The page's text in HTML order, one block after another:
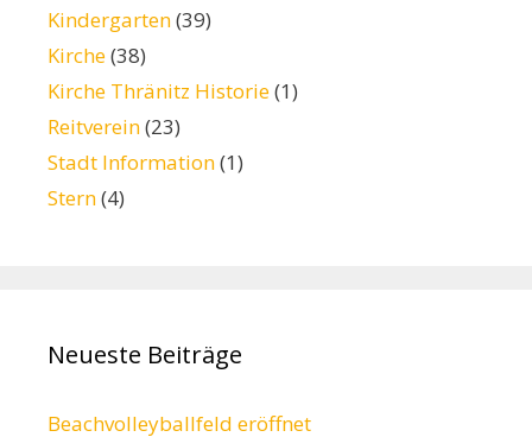
Kindergarten(39)
Kirche(38)
Kirche Thränitz Historie(1)
Reitverein(23)
Stadt Information(1)
Stern(4)
Neueste Beiträge
Beachvolleyballfeld eröffnet